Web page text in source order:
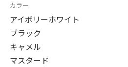
カラー
アイボリーホワイト
ブラック
キャメル
マスタード